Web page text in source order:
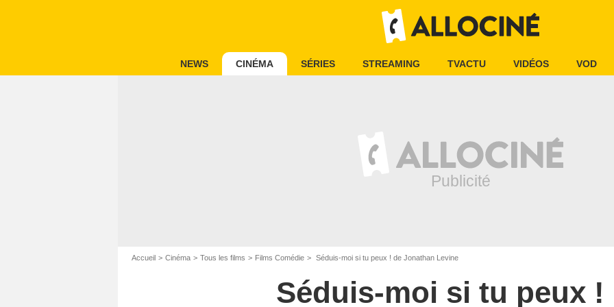
NEWS CINÉMA SÉRIES STREAMING TVACTU VIDÉOS VOD
Accueil Cinéma Tous les films Films Comédie Séduis-moi si tu peux ! de Jonathan Levine
Séduis-moi si tu peux !